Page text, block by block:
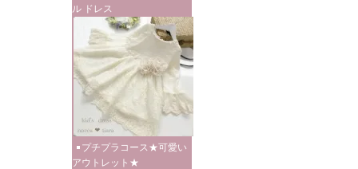
ル ドレス
プチプラコース★可愛い
アウトレット★